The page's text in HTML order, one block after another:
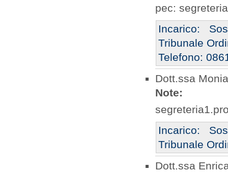
pec:
Incarico:
Tribunale
Telefono:
Dott.ssa
Note:
Incarico:
Tribunale
Dott.ssa